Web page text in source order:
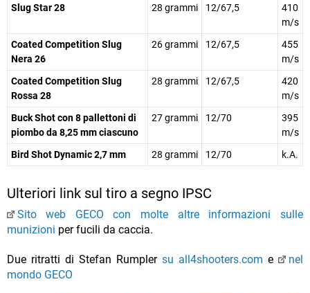
Slug Star 28 28 grammi 12/67,5
410
m/s
Coated Competition Slug
Nera 26
26 grammi 12/67,5
455
m/s
Coated Competition Slug
Rossa 28
28 grammi 12/67,5
420
m/s
Buck Shot con 8 pallettoni di
piombo da 8,25 mm ciascuno
27 grammi 12/70
395
m/s
Bird Shot Dynamic 2,7 mm
28 grammi 12/70 k.A.
Ulteriori link sul tiro a segno IPSC
Sito web GECO con molte altre informazioni sulle
munizioni per fucili da caccia.
Due ritratti di Stefan Rumplersu all4shooters.com e
nel
mondo GECO